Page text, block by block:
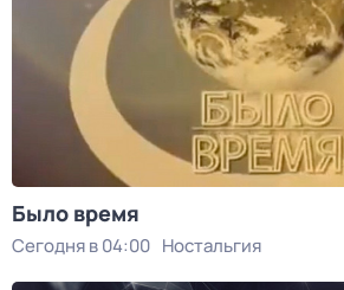
Было время
Сегодня в 04:00 Ностальгия